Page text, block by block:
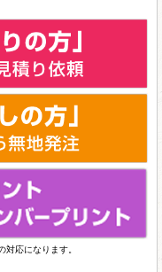
応になります。